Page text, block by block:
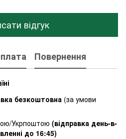
відгук
Повернення
безкоштовна (за умови
Укрпоштою (відправка день-в-
до 16:45)